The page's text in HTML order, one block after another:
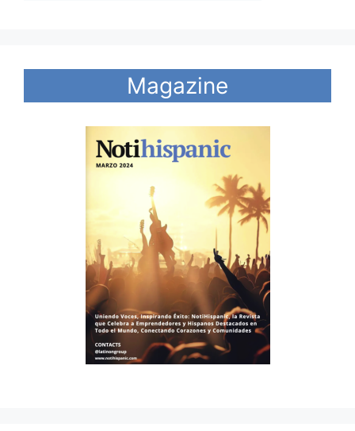
Magazine